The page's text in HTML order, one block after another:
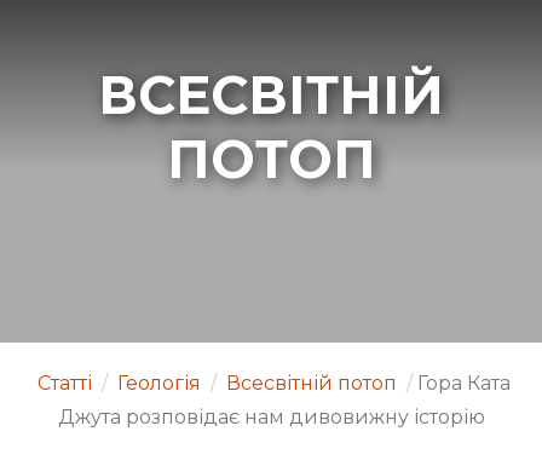
ВСЕСВІТНІЙ
ПОТОП
Статті / Геологія / Всесвітній потоп / Гора Ката
Джута розповідає нам дивовижну історію